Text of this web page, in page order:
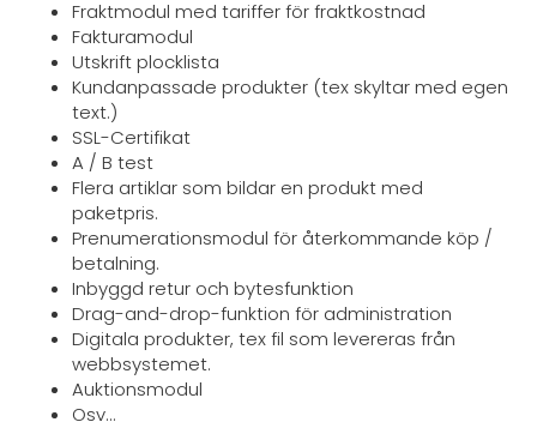
Fraktmodul med tariffer för fraktkostnad
Fakturamodul
Utskrift plocklista
Kundanpassade produkter (tex skyltar med egen
text.)
SSL-Certifikat
A / B test
Flera artiklar som bildar en produkt med
paketpris.
Prenumerationsmodul för återkommande köp /
betalning.
Inbyggd retur och bytesfunktion
Drag-and-drop-funktion för administration
Digitala produkter, tex fil som levereras från
webbsystemet.
Auktionsmodul
Osv…